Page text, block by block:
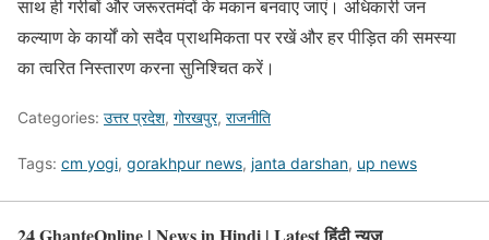
साथ ही गरीबों और जरूरतमंदों के मकान बनवाए जाएं। अधिकारी जन
कल्याण के कार्यों को सदैव प्राथमिकता पर रखें और हर पीड़ित की समस्या
का त्वरित निस्तारण करना सुनिश्चित करें।
Categories: उत्तर प्रदेश, गोरखपुर, राजनीति
Tags: cm yogi, gorakhpur news, janta darshan, up news
24 GhanteOnline | News in Hindi | Latest हिंदी न्यूज़